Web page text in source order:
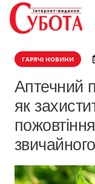
ГАРЯЧІ НОВИНИ
Аптечний
як